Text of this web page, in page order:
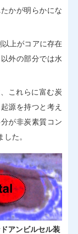
かが明らかにな
上がコアに存在
外の部分では水
これらに富む炭
源を持つと考え
が非炭素質コン
た。
アンビルセル装